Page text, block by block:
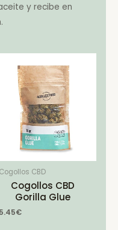
y recibe en
Cogollos CBD
Cogollos CBD
Gorilla Glue
5.45€